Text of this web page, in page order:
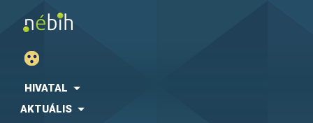
HIVATAL
AKTUÁLIS